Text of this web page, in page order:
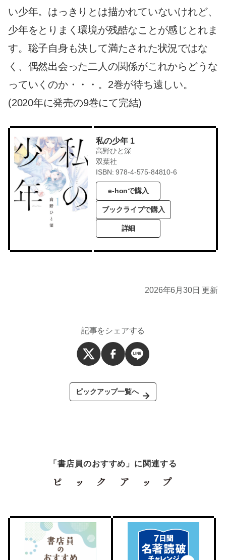
い少年。はっきりとは描かれていないけれど、
少年をとりまく環境が残酷なことが感じとれま
す。聡子自身も決して満たされた状況ではな
く、偶然出会った二人の関係がこれからどうな
っていくのか・・・。2巻が待ち遠しい。
(2020年に発売の9巻にて完結)
私の少年 1
高野ひと深
双葉社
ISBN: 978-4-575-84810-6
e-honで購入
ブックライブで購入
詳細
2026年6月30日 更新
記事をシェアする
ピックアップ一覧へ
「書店員のおすすめ」に関連する